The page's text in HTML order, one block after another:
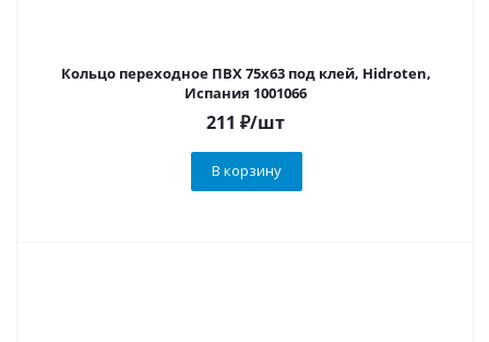
Кольцо переходное ПВХ 75х63 под клей, Hidroten,
Испания 1001066
211 ₽/шт
В корзину